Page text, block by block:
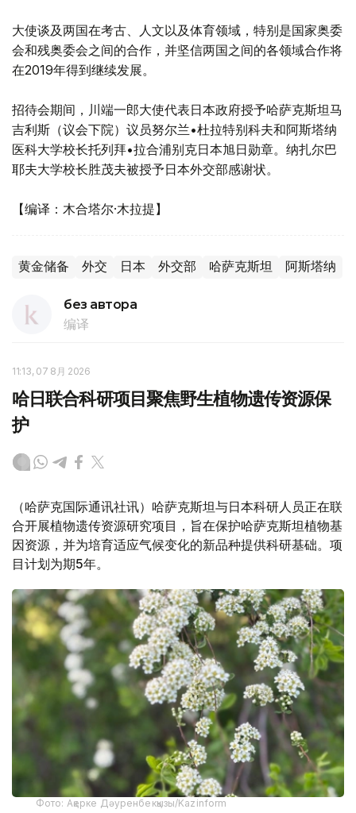
大使谈及两国在考古、人文以及体育领域，特别是国家奥委
会和残奥委会之间的合作，并坚信两国之间的各领域合作将
在2019年得到继续发展。
招待会期间，川端一郎大使代表日本政府授予哈萨克斯坦马
吉利斯（议会下院）议员努尔兰•杜拉特别科夫和阿斯塔纳
医科大学校长托列拜•拉合浦别克日本旭日勋章。纳扎尔巴
耶夫大学校长胜茂夫被授予日本外交部感谢状。
【编译：木合塔尔·木拉提】
黄金储备 外交 日本 外交部 哈萨克斯坦 阿斯塔纳
без автора
编译
11:13, 07 8月 2026
哈日联合科研项目聚焦野生植物遗传资源保
护
（哈萨克国际通讯社讯）哈萨克斯坦与日本科研人员正在联
合开展植物遗传资源研究项目，旨在保护哈萨克斯坦植物基
因资源，并为培育适应气候变化的新品种提供科研基础。项
目计划为期5年。
Фото: Ақерке Дәуренбекқызы/Kazinform